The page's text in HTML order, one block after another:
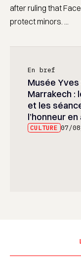
after ruling that
protect minors. ...
En bref
Musée
Marrakech :
et les
l’honneur
CULTURE 07/